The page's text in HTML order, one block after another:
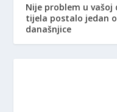
Nije problem u
tijela postalo jedan
današnjice